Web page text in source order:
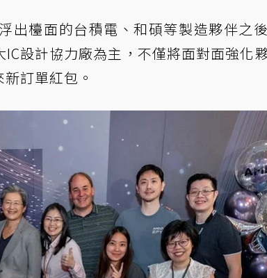
出檯面的台積電、和碩等製造夥伴之
設計協力廠為主，不僅將面對面強化
訂單紅包。